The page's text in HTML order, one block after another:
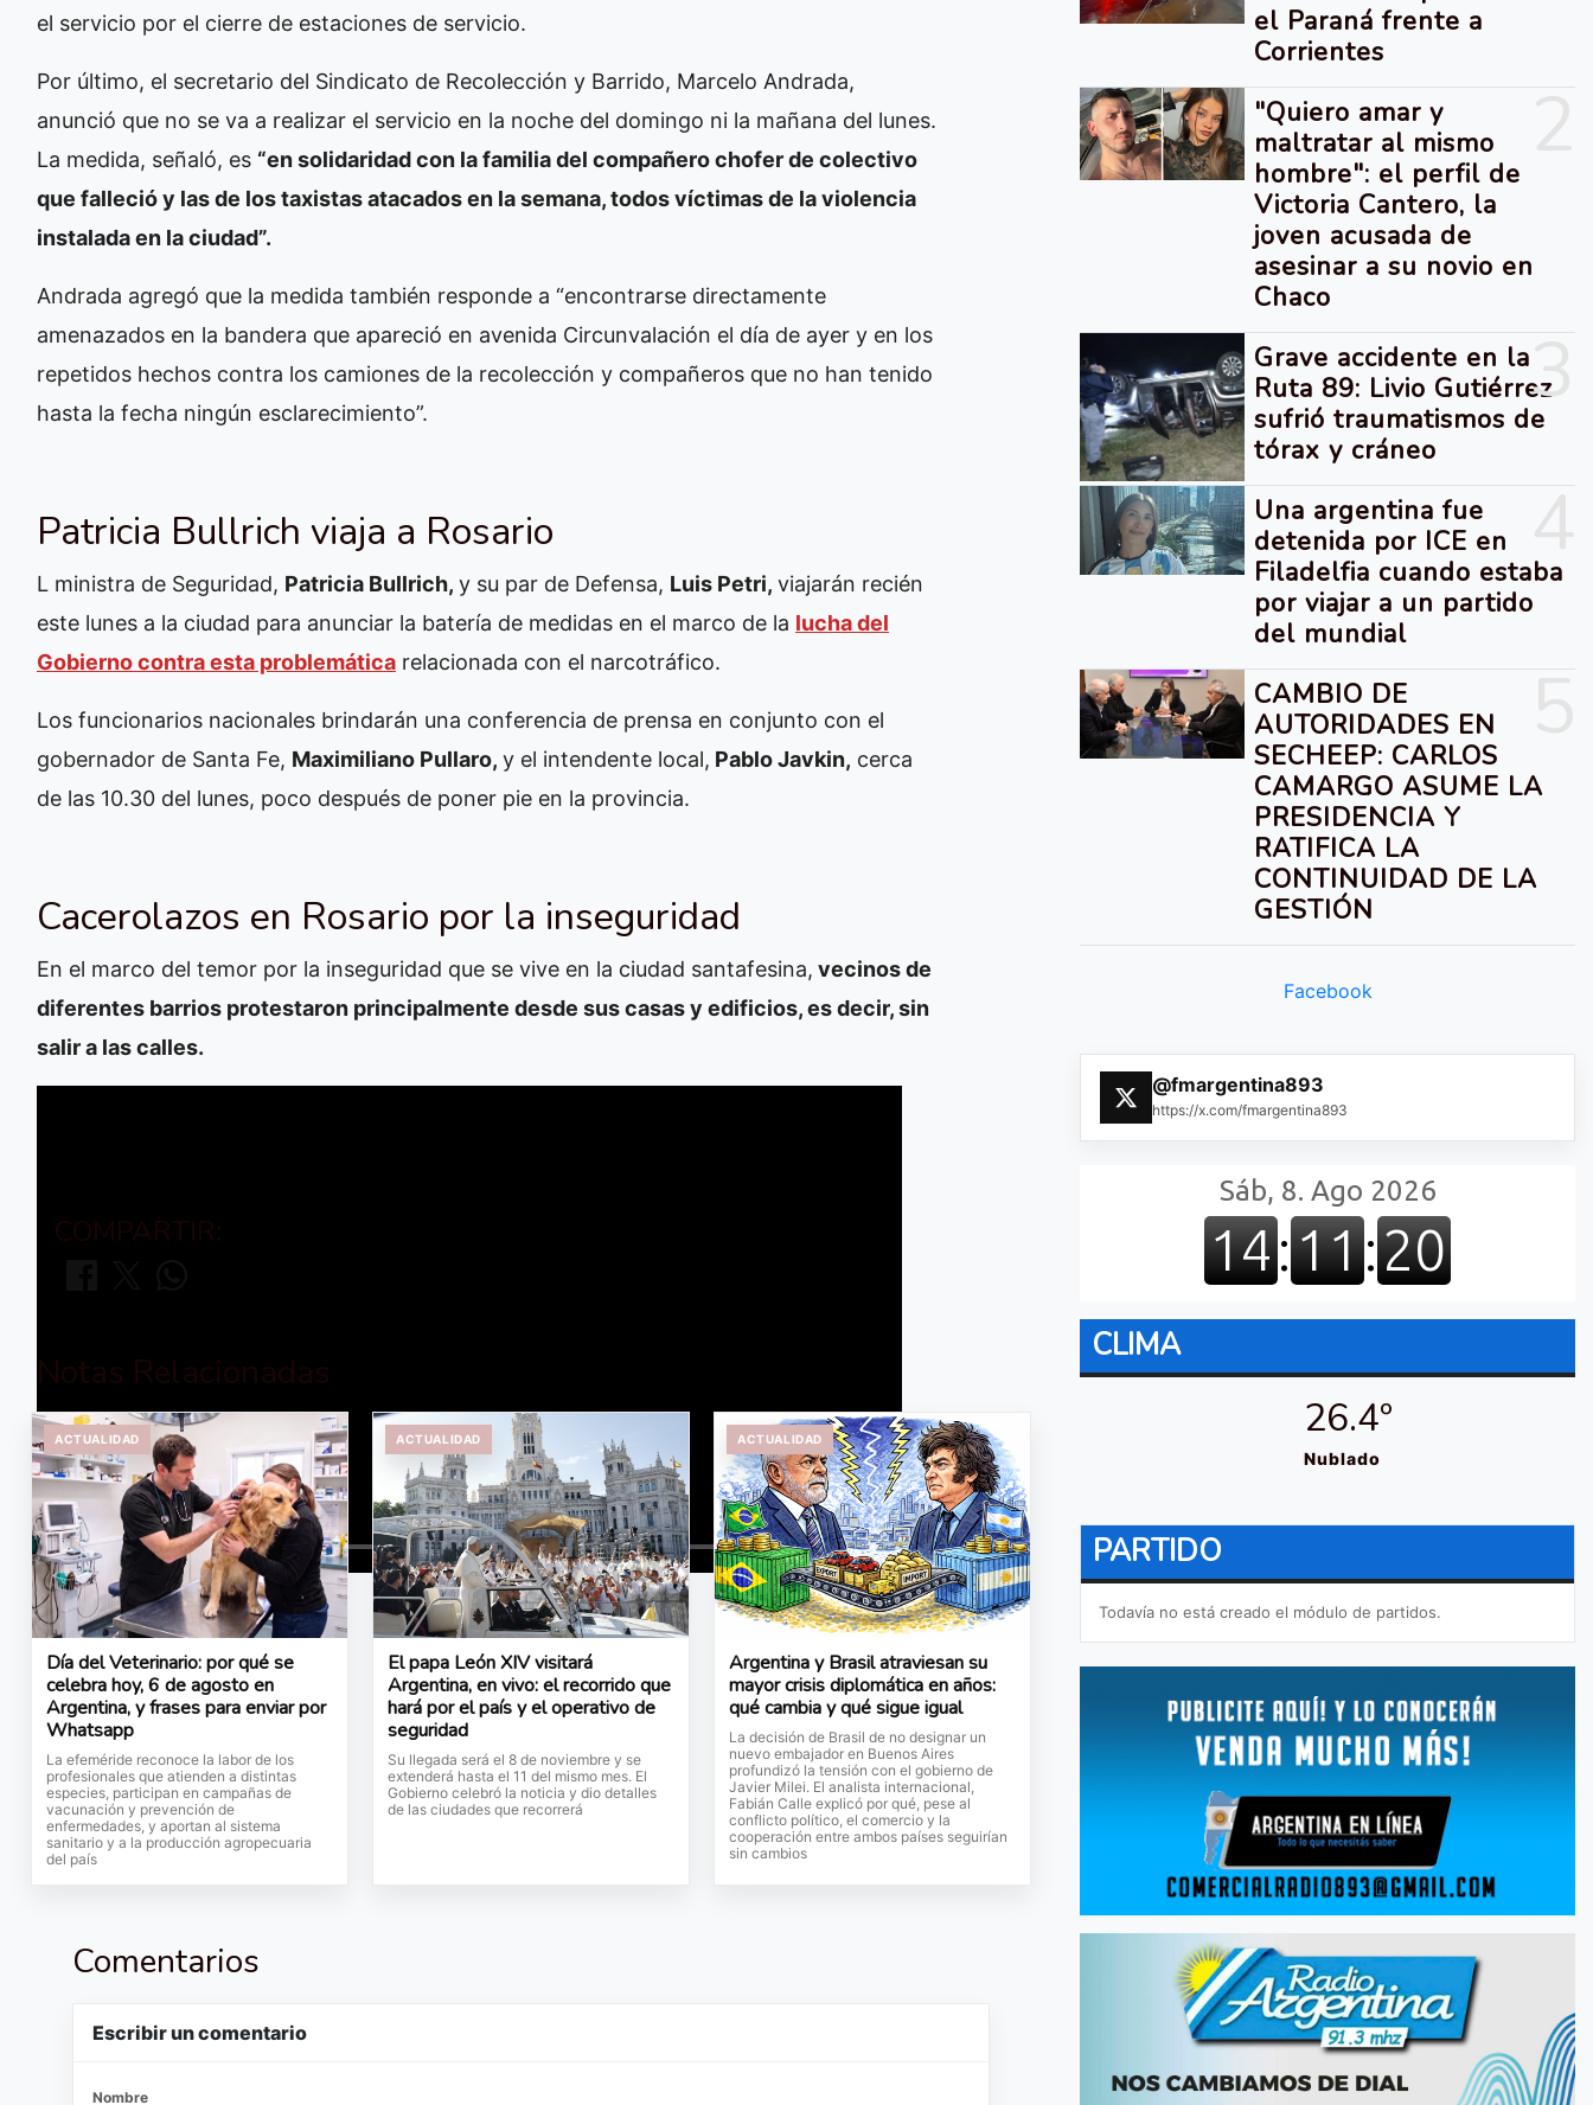
el servicio por el cierre de estaciones de servicio.
Por último, el secretario del Sindicato de Recolección y Barrido, Marcelo Andrada,
anunció que no se va a realizar el servicio en la noche del domingo ni la mañana del lunes.
La medida, señaló, es “en solidaridad con la familia del compañero chofer de colectivo
que falleció y las de los taxistas atacados en la semana, todos víctimas de la violencia
instalada en la ciudad”.
Andrada agregó que la medida también responde a “encontrarse directamente
amenazados en la bandera que apareció en avenida Circunvalación el día de ayer y en los
repetidos hechos contra los camiones de la recolección y compañeros que no han tenido
hasta la fecha ningún esclarecimiento”.
Patricia Bullrich viaja a Rosario
L ministra de Seguridad, Patricia Bullrich, y su par de Defensa, Luis Petri, viajarán recién
este lunes a la ciudad para anunciar la batería de medidas en el marco de la lucha del
Gobierno contra esta problemática relacionada con el narcotráfico.
Los funcionarios nacionales brindarán una conferencia de prensa en conjunto con el
gobernador de Santa Fe, Maximiliano Pullaro, y el intendente local, Pablo Javkin, cerca
de las 10.30 del lunes, poco después de poner pie en la provincia.
Cacerolazos en Rosario por la inseguridad
En el marco del temor por la inseguridad que se vive en la ciudad santafesina, vecinos de
diferentes barrios protestaron principalmente desde sus casas y edificios, es decir, sin
salir a las calles.
COMPARTIR:
Notas Relacionadas
ACTUALIDAD
Día del Veterinario: por qué se
celebra hoy, 6 de agosto en
Argentina, y frases para enviar por
Whatsapp
La efeméride reconoce la labor de los
profesionales que atienden a distintas
especies, participan en campañas de
vacunación y prevención de
enfermedades, y aportan al sistema
sanitario y a la producción agropecuaria
del país
ACTUALIDAD
El papa León XIV visitará
Argentina, en vivo: el recorrido que
hará por el país y el operativo de
seguridad
Su llegada será el 8 de noviembre y se
extenderá hasta el 11 del mismo mes. El
Gobierno celebró la noticia y dio detalles
de las ciudades que recorrerá
ACTUALIDAD
Argentina y Brasil atraviesan su
mayor crisis diplomática en años:
qué cambia y qué sigue igual
La decisión de Brasil de no designar un
nuevo embajador en Buenos Aires
profundizó la tensión con el gobierno de
Javier Milei. El analista internacional,
Fabián Calle explicó por qué, pese al
conflicto político, el comercio y la
cooperación entre ambos países seguirían
sin cambios
Comentarios
Escribir un comentario
Nombre
el Paraná frente a
Corrientes
"Quiero amar y
maltratar al mismo
hombre": el perfil de
Victoria Cantero, la
joven acusada de
asesinar a su novio en
Chaco
3
Grave accidente en la
Ruta 89: Livio Gutiérrez
sufrió traumatismos de
tórax y cráneo
Una argentina fue
detenida por ICE en
Filadelfia cuando estaba
por viajar a un partido
del mundial
CAMBIO DE
AUTORIDADES EN
SECHEEP: CARLOS
CAMARGO ASUME LA
PRESIDENCIA Y
RATIFICA LA
CONTINUIDAD DE LA
GESTIÓN
Facebook
@fmargentina893
https://x.com/fmargentina893
CLIMA
26.4º
Nublado
PARTIDO
Todavía no está creado el módulo de partidos.